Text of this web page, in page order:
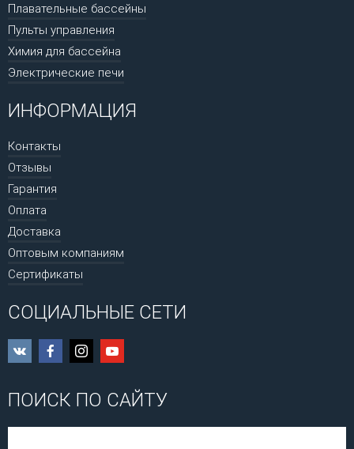
Плавательные бассейны
Пульты управления
Химия для бассейна
Электрические печи
ИНФОРМАЦИЯ
Контакты
Отзывы
Гарантия
Оплата
Доставка
Оптовым компаниям
Сертификаты
СОЦИАЛЬНЫЕ СЕТИ
ПОИСК ПО САЙТУ